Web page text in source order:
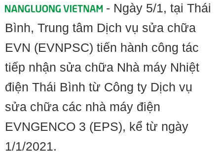
- Ngày 5/1, tại Thái
Bình, Trung tâm Dịch vụ sửa chữa
EVN (EVNPSC) tiến hành công tác
tiếp nhận sửa chữa Nhà máy Nhiệt
điện Thái Bình từ Công ty Dịch vụ
sửa chữa các nhà máy điện
EVNGENCO 3 (EPS), kể từ ngày
1/1/2021.